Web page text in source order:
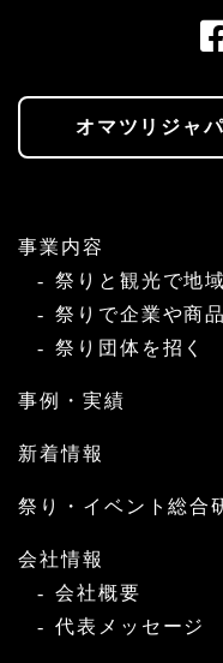
オマツリジャ
事業内容
祭りと観光で地
祭りで企業や商
祭り団体を招く
事例・実績
新着情報
祭り・イベント総合
会社情報
会社概要
代表メッセージ